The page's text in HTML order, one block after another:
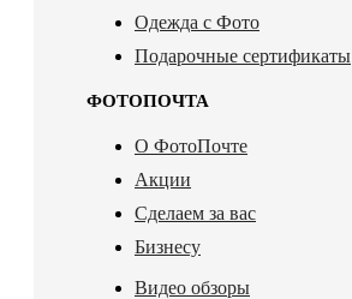
Одежда с Фото
Подарочные сертификаты
ФОТОПОЧТА
О ФотоПочте
Акции
Сделаем за вас
Бизнесу
Видео обзоры